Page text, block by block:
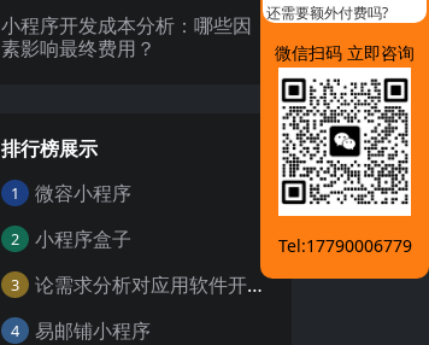
小程序开发成本分析：哪些因
素影响最终费用？
排行榜展示
1 微容小程序
2 小程序盒子
3 论需求分析对应用软件开发的重要性
4 易邮铺小程序
还需要额外付费吗?
微信扫码 立即咨询
Tel:17790006779